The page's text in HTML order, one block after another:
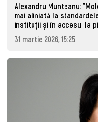
Alexandru Munteanu:
mai aliniată la
instituții și în accesul la
31 martie 2026, 15:25